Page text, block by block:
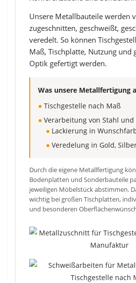
Unsere Metallbauteile werden
zugeschnitten, geschweißt,
veredelt. So können
Maß, Tischplatte, Nutzung und
Optik gefertigt werden.
Was unsere Metallfertigung
● Tischgestelle nach Maß
● Verarbeitung von Stahl und
● Lackierung in
● Veredelung in Gold,
Durch die eigene Metallfertigung
Bodenplatten und Sonderbauteile
jeweiligen Möbelstück abstimmen.
wichtig bei großen Tischplatten,
und besonderen